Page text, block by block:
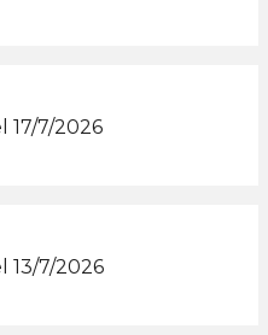
17/7/2026
13/7/2026